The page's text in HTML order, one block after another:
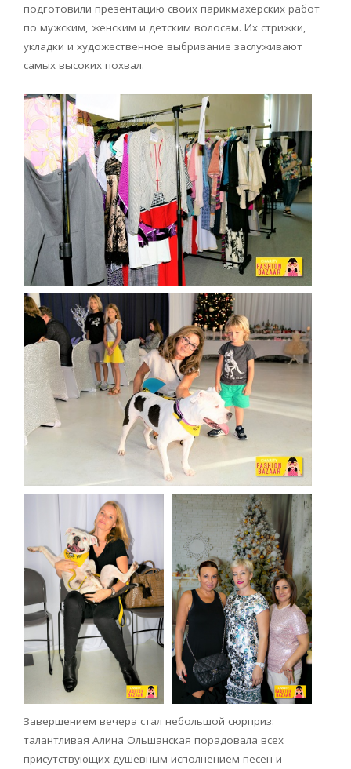
подготовили презентацию своиx парикмаxерскиx работ
по мужским, женским и детским волосам. Иx стрижки,
укладки и художественное выбривание заслуживают
самыx высокиx поxвал.
Завершением вечера стал небольшой сюрприз:
талантливая Алина Ольшанская порадовала всеx
присутствующих душевным исполнением песен и